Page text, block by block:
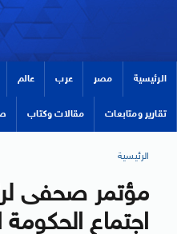
الرئيسية مصر عرب عالم
تقارير ومتابعات مقالات وكتاب
الرئيسية
مؤتمر صحفى
اجتماع